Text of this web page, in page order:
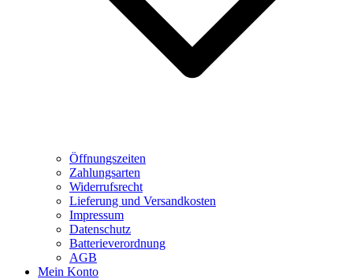
Öffnungszeiten
Zahlungsarten
Widerrufsrecht
Lieferung und Versandkosten
Impressum
Datenschutz
Batterieverordnung
AGB
Mein Konto